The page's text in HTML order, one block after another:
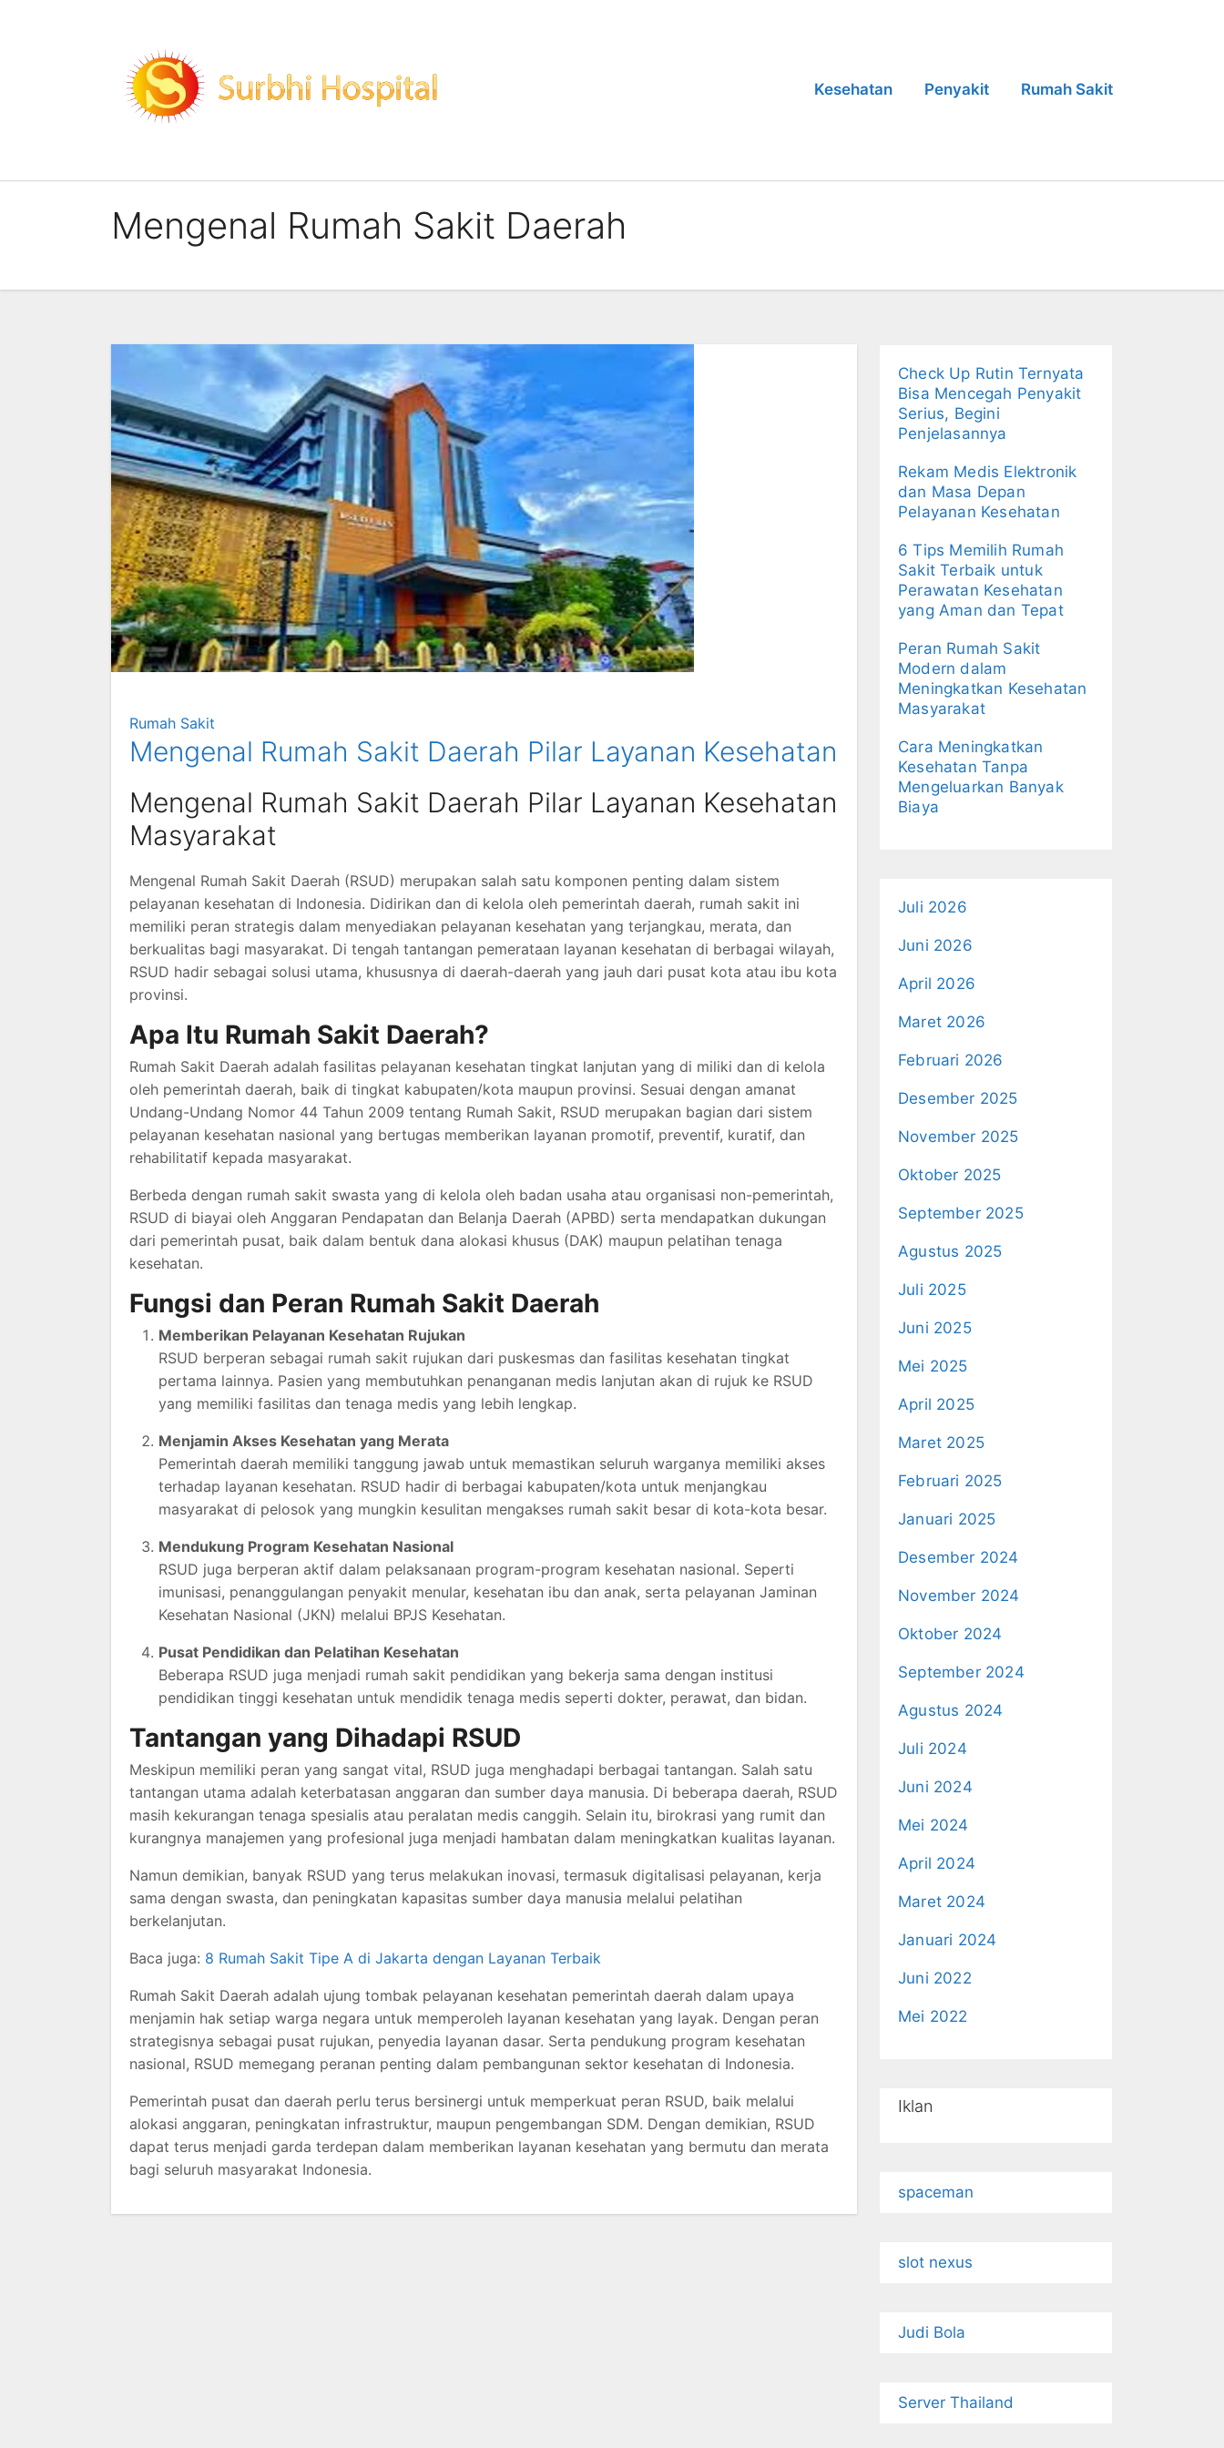
Kesehatan
Penyakit Rumah Sakit
Mengenal Rumah Sakit Daerah
Rumah Sakit
Mengenal Rumah Sakit Daerah Pilar Layanan Kesehatan
Mengenal Rumah Sakit Daerah Pilar Layanan Kesehatan
Masyarakat
Mengenal Rumah Sakit Daerah (RSUD) merupakan salah satu komponen penting dalam sistem
pelayanan kesehatan di Indonesia. Didirikan dan di kelola oleh pemerintah daerah, rumah sakit ini
memiliki peran strategis dalam menyediakan pelayanan kesehatan yang terjangkau, merata, dan
berkualitas bagi masyarakat. Di tengah tantangan pemerataan layanan kesehatan di berbagai wilayah,
RSUD hadir sebagai solusi utama, khususnya di daerah-daerah yang jauh dari pusat kota atau ibu kota
provinsi.
Apa Itu Rumah Sakit Daerah?
Rumah Sakit Daerah adalah fasilitas pelayanan kesehatan tingkat lanjutan yang di miliki dan di kelola
oleh pemerintah daerah, baik di tingkat kabupaten/kota maupun provinsi. Sesuai dengan amanat
Undang-Undang Nomor 44 Tahun 2009 tentang Rumah Sakit, RSUD merupakan bagian dari sistem
pelayanan kesehatan nasional yang bertugas memberikan layanan promotif, preventif, kuratif, dan
rehabilitatif kepada masyarakat.
Berbeda dengan rumah sakit swasta yang di kelola oleh badan usaha atau organisasi non-pemerintah,
RSUD di biayai oleh Anggaran Pendapatan dan Belanja Daerah (APBD) serta mendapatkan dukungan
dari pemerintah pusat, baik dalam bentuk dana alokasi khusus (DAK) maupun pelatihan tenaga
kesehatan.
Fungsi dan Peran Rumah Sakit Daerah
Memberikan Pelayanan Kesehatan Rujukan
RSUD berperan sebagai rumah sakit rujukan dari puskesmas dan fasilitas kesehatan tingkat
pertama lainnya. Pasien yang membutuhkan penanganan medis lanjutan akan di rujuk ke RSUD
yang memiliki fasilitas dan tenaga medis yang lebih lengkap.
Menjamin Akses Kesehatan yang Merata
Pemerintah daerah memiliki tanggung jawab untuk memastikan seluruh warganya memiliki akses
terhadap layanan kesehatan. RSUD hadir di berbagai kabupaten/kota untuk menjangkau
masyarakat di pelosok yang mungkin kesulitan mengakses rumah sakit besar di kota-kota besar.
Mendukung Program Kesehatan Nasional
RSUD juga berperan aktif dalam pelaksanaan program-program kesehatan nasional. Seperti
imunisasi, penanggulangan penyakit menular, kesehatan ibu dan anak, serta pelayanan Jaminan
Kesehatan Nasional (JKN) melalui BPJS Kesehatan.
Pusat Pendidikan dan Pelatihan Kesehatan
Beberapa RSUD juga menjadi rumah sakit pendidikan yang bekerja sama dengan institusi
pendidikan tinggi kesehatan untuk mendidik tenaga medis seperti dokter, perawat, dan bidan.
Tantangan yang Dihadapi RSUD
Meskipun memiliki peran yang sangat vital, RSUD juga menghadapi berbagai tantangan. Salah satu
tantangan utama adalah keterbatasan anggaran dan sumber daya manusia. Di beberapa daerah, RSUD
masih kekurangan tenaga spesialis atau peralatan medis canggih. Selain itu, birokrasi yang rumit dan
kurangnya manajemen yang profesional juga menjadi hambatan dalam meningkatkan kualitas layanan.
Namun demikian, banyak RSUD yang terus melakukan inovasi, termasuk digitalisasi pelayanan, kerja
sama dengan swasta, dan peningkatan kapasitas sumber daya manusia melalui pelatihan
berkelanjutan.
Baca juga: 8 Rumah Sakit Tipe A di Jakarta dengan Layanan Terbaik
Rumah Sakit Daerah adalah ujung tombak pelayanan kesehatan pemerintah daerah dalam upaya
menjamin hak setiap warga negara untuk memperoleh layanan kesehatan yang layak. Dengan peran
strategisnya sebagai pusat rujukan, penyedia layanan dasar. Serta pendukung program kesehatan
nasional, RSUD memegang peranan penting dalam pembangunan sektor kesehatan di Indonesia.
Pemerintah pusat dan daerah perlu terus bersinergi untuk memperkuat peran RSUD, baik melalui
alokasi anggaran, peningkatan infrastruktur, maupun pengembangan SDM. Dengan demikian, RSUD
dapat terus menjadi garda terdepan dalam memberikan layanan kesehatan yang bermutu dan merata
bagi seluruh masyarakat Indonesia.
Check Up Rutin Ternyata
Bisa Mencegah Penyakit
Serius, Begini
Penjelasannya
Rekam Medis Elektronik
dan Masa Depan
Pelayanan Kesehatan
6 Tips Memilih Rumah
Sakit Terbaik untuk
Perawatan Kesehatan
yang Aman dan Tepat
Peran Rumah Sakit
Modern dalam
Meningkatkan Kesehatan
Masyarakat
Cara Meningkatkan
Kesehatan Tanpa
Mengeluarkan Banyak
Biaya
Juli 2026
Juni 2026
April 2026
Maret 2026
Februari 2026
Desember 2025
November 2025
Oktober 2025
September 2025
Agustus 2025
Juli 2025
Juni 2025
Mei 2025
April 2025
Maret 2025
Februari 2025
Januari 2025
Desember 2024
November 2024
Oktober 2024
September 2024
Agustus 2024
Juli 2024
Juni 2024
Mei 2024
April 2024
Maret 2024
Januari 2024
Juni 2022
Mei 2022
Iklan
spaceman
slot nexus
Judi Bola
Server Thailand